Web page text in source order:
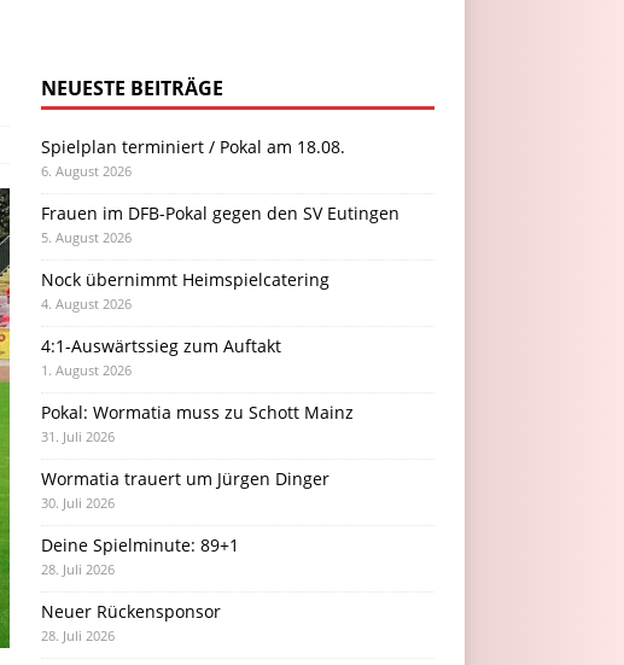
NEUESTE BEITRÄGE
Spielplan terminiert / Pokal am 18.08.
6. August 2026
Frauen im DFB-Pokal gegen den SV Eutingen
5. August 2026
Nock übernimmt Heimspielcatering
4. August 2026
4:1-Auswärtssieg zum Auftakt
1. August 2026
Pokal: Wormatia muss zu Schott Mainz
31. Juli 2026
Wormatia trauert um Jürgen Dinger
30. Juli 2026
Deine Spielminute: 89+1
28. Juli 2026
Neuer Rückensponsor
28. Juli 2026